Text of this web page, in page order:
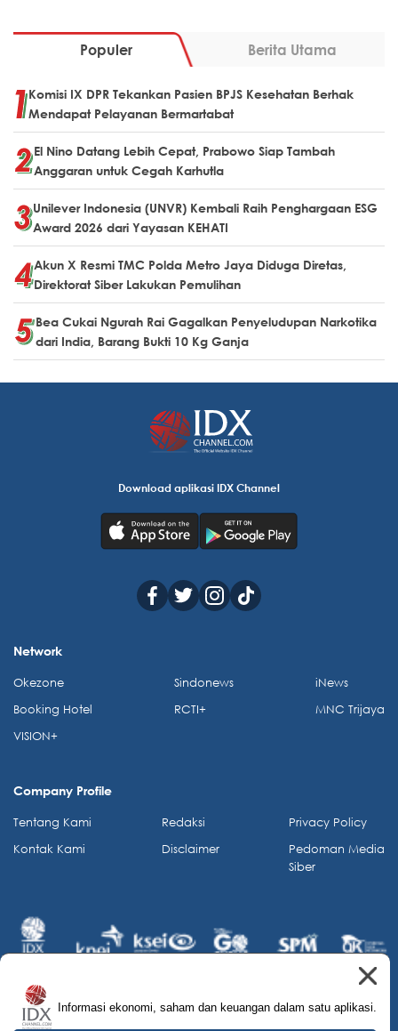
Populer Berita Utama
Komisi IX DPR Tekankan Pasien BPJS Kesehatan Berhak
Mendapat Pelayanan Bermartabat
El Nino Datang Lebih Cepat, Prabowo Siap Tambah
Anggaran untuk Cegah Karhutla
Unilever Indonesia (UNVR) Kembali Raih Penghargaan ESG
Award 2026 dari Yayasan KEHATI
Akun X Resmi TMC Polda Metro Jaya Diduga Diretas,
Direktorat Siber Lakukan Pemulihan
Bea Cukai Ngurah Rai Gagalkan Penyeludupan Narkotika
dari India, Barang Bukti 10 Kg Ganja
Informasi ekonomi, saham dan keuangan dalam satu aplikasi.
Download aplikasi IDX Channel
Network
Okezone
Booking Hotel
VISION+
Sindonews
RCTI+
iNews
MNC Trijaya
Company Profile
Tentang Kami
Kontak Kami
Redaksi
Disclaimer
Privacy Policy
Pedoman Media
Siber
© 2026 IDX Channel. All Rights Reserved.